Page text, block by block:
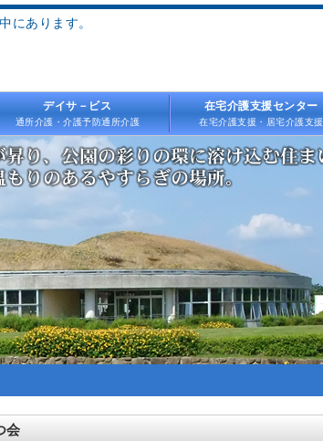
にあります。
デイサ－ビス
通所介護・介護予防通所介護
在宅介護支援センター
在宅介護支援・居宅介護支援
会